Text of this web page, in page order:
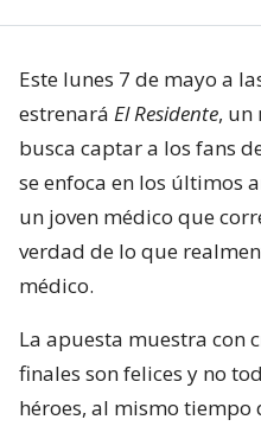
Este lunes 7 de mayo a
estrenará El Residente, un
busca captar a los fans
se enfoca en los últimos
un joven médico que
verdad de lo que
médico.
La apuesta muestra con
finales son felices y no
héroes, al mismo tiempo